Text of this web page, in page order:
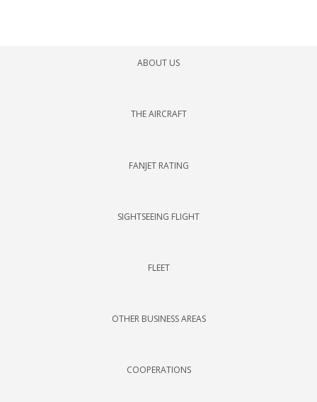
ABOUT US
THE AIRCRAFT
FANJET RATING
SIGHTSEEING FLIGHT
FLEET
OTHER BUSINESS AREAS
COOPERATIONS